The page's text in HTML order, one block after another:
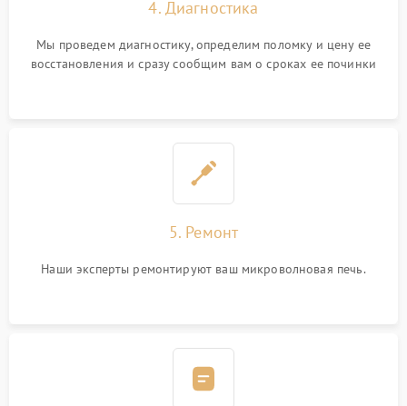
4. Диагностика
Мы проведем диагностику, определим поломку и цену ее
восстановления и сразу сообщим вам о сроках ее починки
5. Ремонт
Наши эксперты ремонтируют ваш микроволновая печь.